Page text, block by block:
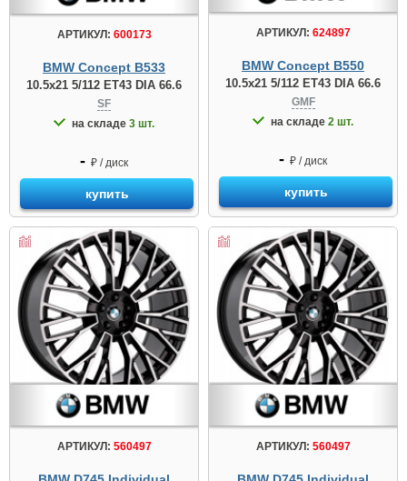
АРТИКУЛ: 600173
BMW Concept B533
10.5x21 5/112 ET43 DIA 66.6
SF
на складе 3 шт.
- ₽ / диск
купить
АРТИКУЛ: 624897
BMW Concept B550
10.5x21 5/112 ET43 DIA 66.6
GMF
на складе 2 шт.
- ₽ / диск
купить
АРТИКУЛ: 560497 АРТИКУЛ: 560497